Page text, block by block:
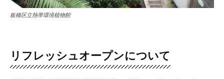
板橋区立熱帯環境植物館
リフレッシュオープンについて